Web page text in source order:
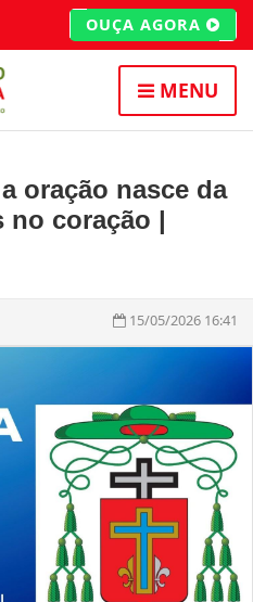
OUÇA AGORA
MENU
oração nasce da
no coração |
15/05/2026 16:41